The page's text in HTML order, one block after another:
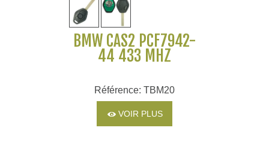
BMW CAS2 PCF7942-
44 433 MHZ
Référence: TBM20
VOIR PLUS